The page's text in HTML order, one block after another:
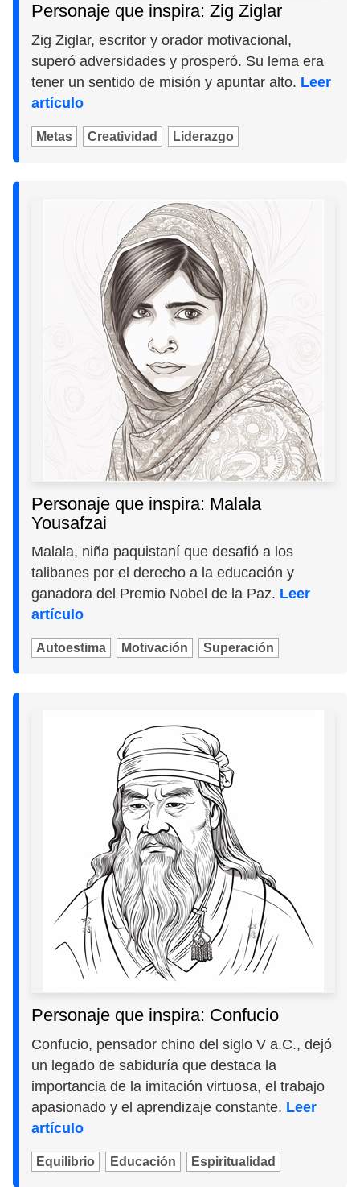
Personaje que inspira: Zig Ziglar
Zig Ziglar, escritor y orador motivacional,
superó adversidades y prosperó. Su lema era
tener un sentido de misión y apuntar alto. Leer
artículo
Metas Creatividad Liderazgo
Personaje que inspira: Malala
Yousafzai
Malala, niña paquistaní que desafió a los
talibanes por el derecho a la educación y
ganadora del Premio Nobel de la Paz. Leer
artículo
Autoestima Motivación Superación
Personaje que inspira: Confucio
Confucio, pensador chino del siglo V a.C., dejó
un legado de sabiduría que destaca la
importancia de la imitación virtuosa, el trabajo
apasionado y el aprendizaje constante. Leer
artículo
Equilibrio Educación Espiritualidad